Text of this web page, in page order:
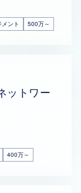
ント 500万～
ットワー
400万～